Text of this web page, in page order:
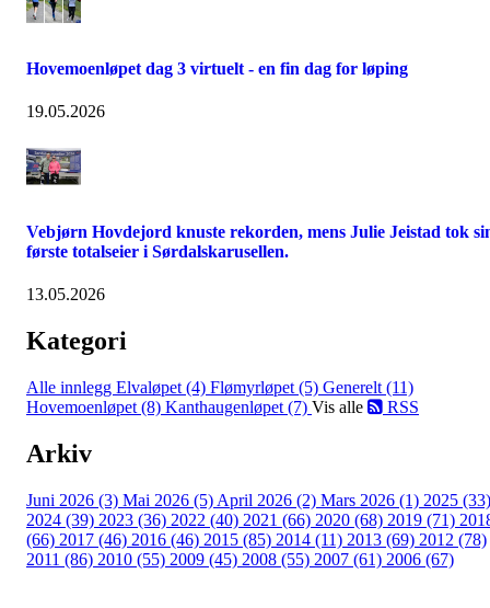
Hovemoenløpet dag 3 virtuelt - en fin dag for løping
19.05.2026
Vebjørn Hovdejord knuste rekorden, mens Julie Jeistad tok
første totalseier i Sørdalskarusellen.
13.05.2026
Kategori
Alle innlegg Elvaløpet (4) Flømyrløpet (5) Generelt (11)
Hovemoenløpet (8) Kanthaugenløpet (7) Vis alle RSS
Arkiv
Juni 2026 (3) Mai 2026 (5) April 2026 (2) Mars 2026 (1) 2025 (33)
2024 (39) 2023 (36) 2022 (40) 2021 (66) 2020 (68) 2019 (71)
(66) 2017 (46) 2016 (46) 2015 (85) 2014 (11) 2013 (69) 2012 (78)
2011 (86) 2010 (55) 2009 (45) 2008 (55) 2007 (61) 2006 (67)